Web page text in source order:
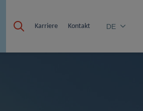
Karriere Kontakt DE